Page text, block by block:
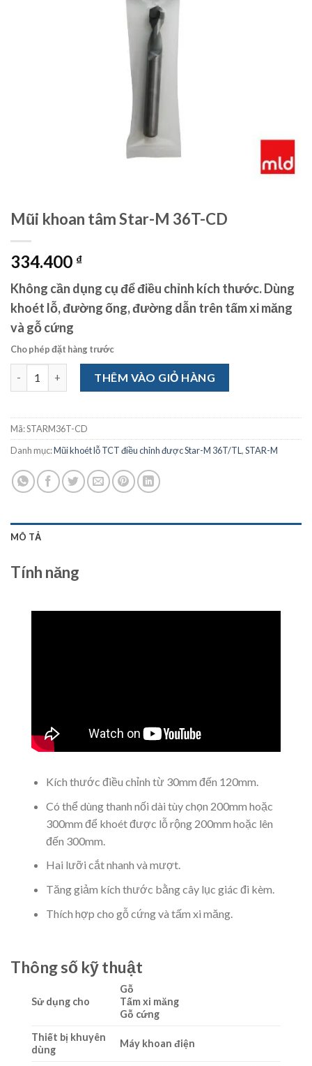
Mũi khoan tâm Star-M 36T-CD
334.400 ₫
Không cần dụng cụ để điều chỉnh kích thước. Dùng
khoét lỗ, đường ống, đường dẫn trên tấm xi măng
và gỗ cứng
Cho phép đặt hàng trước
Mũi khoan tâm Star-M 36T-CD số lượng
THÊM VÀO GIỎ HÀNG
Mã:STARM36T-CD
Danh mục:Mũi khoét lỗ TCT điều chỉnh được Star-M 36T/TL ,STAR-M
MÔ TẢ
Tính năng
Kích thước điều chỉnh từ 30mm đến 120mm.
Có thể dùng thanh nối dài tùy chọn 200mm hoặc
300mm để khoét được lỗ rộng 200mm hoặc lên
đến 300mm.
Hai lưỡi cắt nhanh và mượt.
Tăng giảm kích thước bằng cây lục giác đi kèm.
Thích hợp cho gỗ cứng và tấm xi măng.
Thông số kỹ thuật
Sử dụng cho
Gỗ
Tấm xi măng
Gỗ cứng
Thiết bị khuyên
dùng
Máy khoan điện